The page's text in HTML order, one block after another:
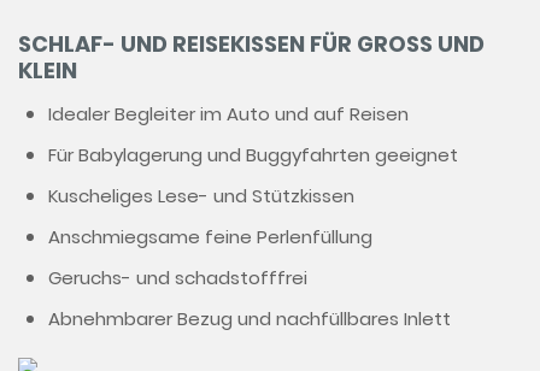
SCHLAF- UND REISEKISSEN FÜR GROSS UND
KLEIN
Idealer Begleiter im Auto und auf Reisen
Für Babylagerung und Buggyfahrten geeignet
Kuscheliges Lese- und Stützkissen
Anschmiegsame feine Perlenfüllung
Geruchs- und schadstofffrei
Abnehmbarer Bezug und nachfüllbares Inlett